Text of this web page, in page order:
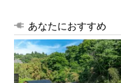
あなたにおすすめ